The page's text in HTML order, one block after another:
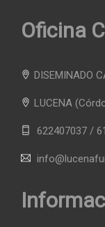
Oficina
DISEMINADO
LUCENA
622407037 /